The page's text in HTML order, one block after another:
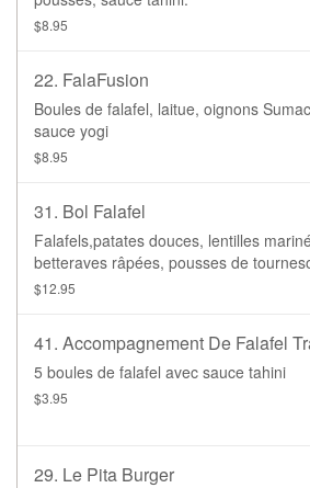
$8.95
22. FalaFusion
Boules de falafel, laitue, oignons
sauce yogi
$8.95
31. Bol Falafel
Falafels,patates douces, lentilles
betteraves râpées, pousses de
Base de laitue ou de riz brun.
$12.95
41. Accompagnement De Falafel
5 boules de falafel avec sauce tahini
$3.95
29. Le Pita Burger